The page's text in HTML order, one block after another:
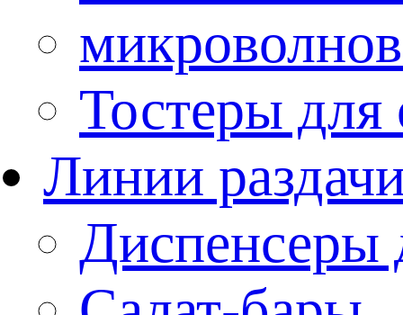
Тостеры
Линии
Диспенсеры